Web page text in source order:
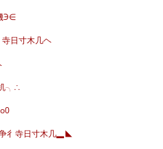
Э∈
日寸木几ヘ
╮∴
彳寺日寸木几▂◣